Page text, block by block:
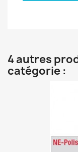
4 autres
catégorie :